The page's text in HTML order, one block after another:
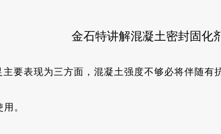
金石特讲解混凝土密封固化
主要表现为三方面，混凝土强度不够必将伴随有
。